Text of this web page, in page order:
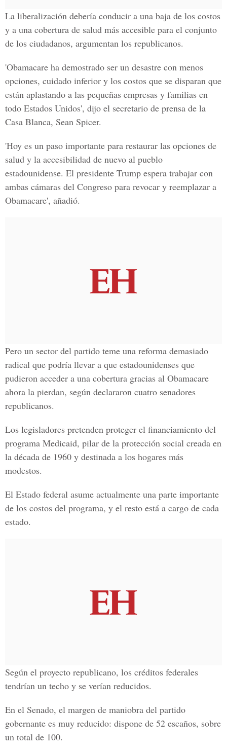
La liberalización debería conducir a una baja de los costos
y a una cobertura de salud más accesible para el conjunto
de los ciudadanos, argumentan los republicanos.
'Obamacare ha demostrado ser un desastre con menos
opciones, cuidado inferior y los costos que se disparan que
están aplastando a las pequeñas empresas y familias en
todo Estados Unidos', dijo el secretario de prensa de la
Casa Blanca, Sean Spicer.
'Hoy es un paso importante para restaurar las opciones de
salud y la accesibilidad de nuevo al pueblo
estadounidense. El presidente Trump espera trabajar con
ambas cámaras del Congreso para revocar y reemplazar a
Obamacare', añadió.
Pero un sector del partido teme una reforma demasiado
radical que podría llevar a que estadounidenses que
pudieron acceder a una cobertura gracias al Obamacare
ahora la pierdan, según declararon cuatro senadores
republicanos.
Los legisladores pretenden proteger el financiamiento del
programa Medicaid, pilar de la protección social creada en
la década de 1960 y destinada a los hogares más
modestos.
El Estado federal asume actualmente una parte importante
de los costos del programa, y el resto está a cargo de cada
estado.
Según el proyecto republicano, los créditos federales
tendrían un techo y se verían reducidos.
En el Senado, el margen de maniobra del partido
gobernante es muy reducido: dispone de 52 escaños, sobre
un total de 100.